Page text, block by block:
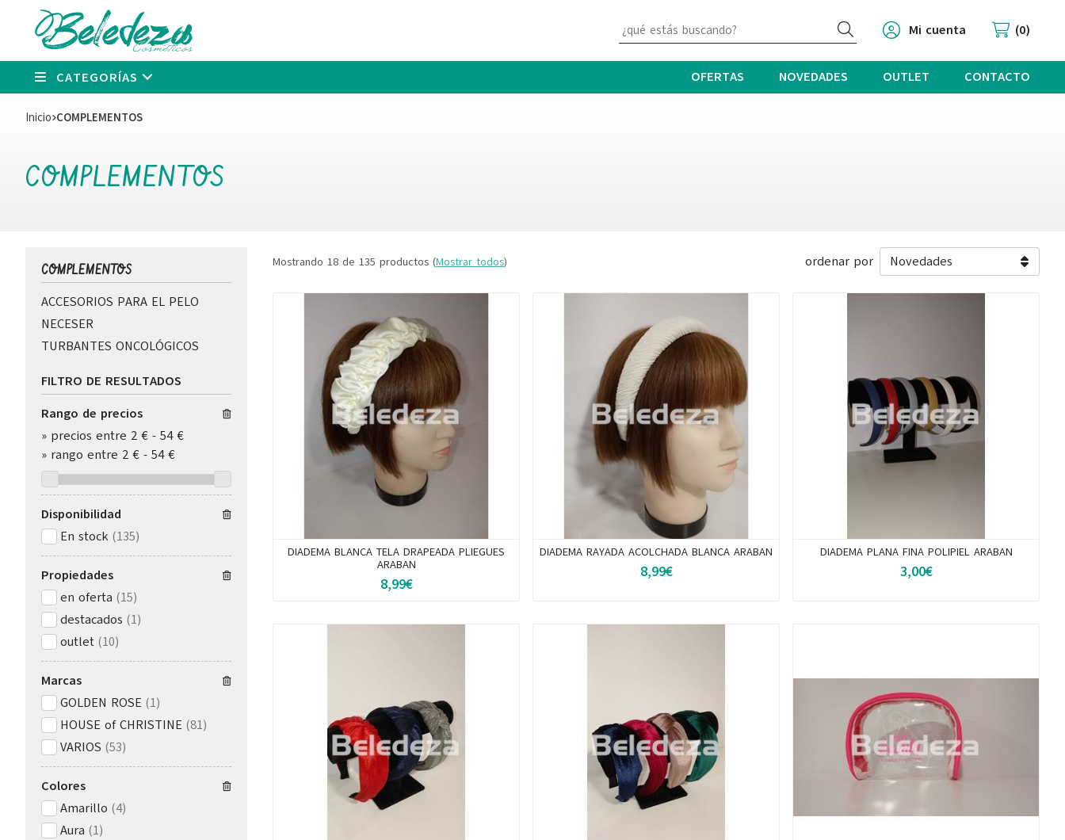
Buscar Mi cuenta 0
CATEGORÍAS OFERTAS NOVEDADES OUTLET CONTACTO
Inicio COMPLEMENTOS
COMPLEMENTOS
Mostrando 18 de 135 productos (Mostrar todos) ordenar por
DIADEMA BLANCA TELA DRAPEADA PLIEGUES
ARABAN
8,99€
DIADEMA RAYADA ACOLCHADA BLANCA ARABAN
8,99€
DIADEMA PLANA FINA POLIPIEL ARABAN
3,00€
COMPLEMENTOS
ACCESORIOS PARA EL PELO
NECESER
TURBANTES ONCOLÓGICOS
FILTRO DE RESULTADOS
Rango de precios
» precios entre 2 € - 54 €
» rango entre 2 € - 54€
Disponibilidad
En stock (135)
Propiedades
en oferta (15)
destacados (1)
outlet (10)
Marcas
GOLDEN ROSE (1)
HOUSE of CHRISTINE (81)
VARIOS (53)
Colores
Amarillo (4)
Aura (1)